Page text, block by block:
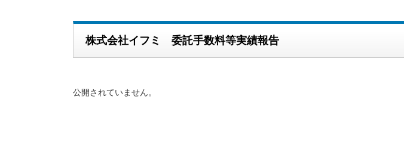
株式会社イフミ 委託手数料等実績報告
公開されていません。